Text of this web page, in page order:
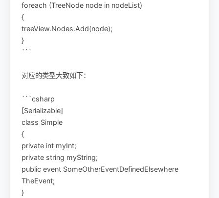
foreach (TreeNode node in nodeList)
{
treeView.Nodes.Add(node);
}
```
对应的类型大致如下：
```csharp
[Serializable]
class Simple
{
private int myInt;
private string myString;
public event SomeOtherEventDefinedElsewhere
TheEvent;
}